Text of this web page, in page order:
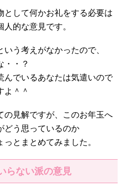
として何かお礼をする必要は
的な意見です。
う考えがなかったので、
・・？
んでいるあなたは気遣いので
よ＾＾
の見解ですが、このお年玉へ
どう思っているのか
とまとめてみました。
らない派の意見